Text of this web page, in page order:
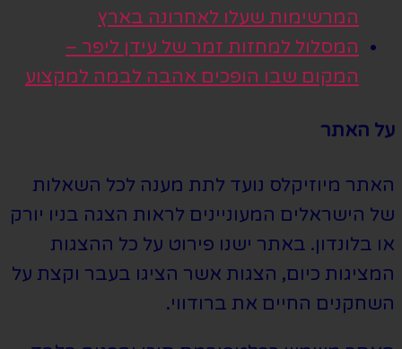
המרשימות שעלו לאחרונה בארץ
המסלול למחזות זמר של עידן ליפר –
המקום שבו הופכים אהבה לבמה למקצוע
על האתר
האתר מיוזיקלס נועד לתת מענה לכל השאלות
של הישראלים המעוניינים לראות הצגה בניו יורק
או בלונדון. באתר ישנו פירוט על כל ההצגות
המציגות כיום, הצגות אשר הציגו בעבר וקצת על
השחקנים החיים את ברודווי.